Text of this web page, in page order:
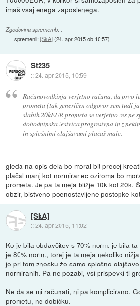
imaš vsaj enega zaposlenega.
Zgodovina sprememb…
spremenil:[SkA](24. apr 2015 ob 10:57)
St235
::24. apr 2015, 10:59
Računovodkinja verjetno računa, da prvo
prometa (tak generičen odgovor sem tudi
slabih 20kEUR prometa se verjetno res ne
dohodninska lestvica progresivna in z
in splošnimi olajšavami plačaš malo.
gleda na opis dela bo moral bit precej
plačal manj kot normiranec oziroma bo
prometa. Je pa ta meja bližje 10k kot 20k.
obzir, bistveno poenostavljene postopke
[SkA]
::24. apr 2015, 11:02
Ko je bila obdavčitev s 70% norm. je bila
je 80% norm., torej je ta meja nekoliko
je pri tem znesku že samo splošne
normiranih. Pa ne pozabi, vsi prispevki ti
Ne da se mi računati, ni pa komplicirano.
prometu, ne dobičku.